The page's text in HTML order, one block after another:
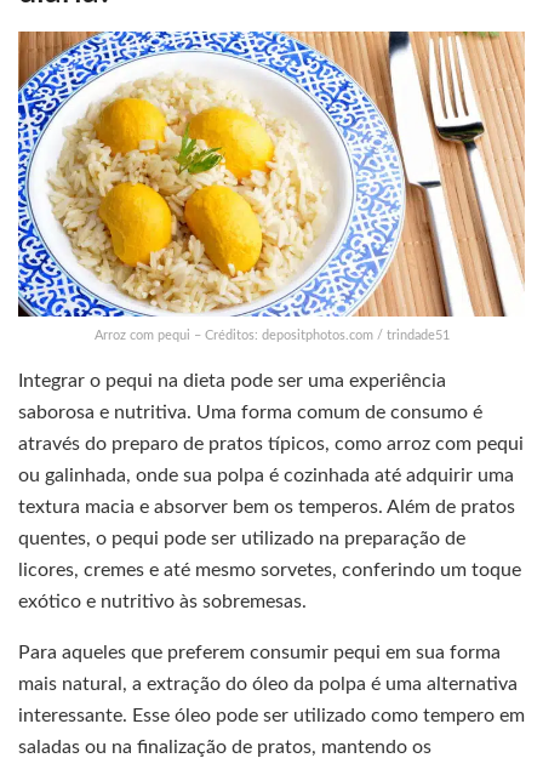
Arroz com pequi – Créditos: depositphotos.com / trindade51
Integrar o pequi na dieta pode ser uma experiência
saborosa e nutritiva. Uma forma comum de consumo é
através do preparo de pratos típicos, como arroz com pequi
ou galinhada, onde sua polpa é cozinhada até adquirir uma
textura macia e absorver bem os temperos. Além de pratos
quentes, o pequi pode ser utilizado na preparação de
licores, cremes e até mesmo sorvetes, conferindo um toque
exótico e nutritivo às sobremesas.
Para aqueles que preferem consumir pequi em sua forma
mais natural, a extração do óleo da polpa é uma alternativa
interessante. Esse óleo pode ser utilizado como tempero em
saladas ou na finalização de pratos, mantendo os